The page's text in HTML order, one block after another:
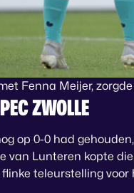
Fenna Meijer,
ZWOLLE
op 0-0 had
van Lunteren kopte
teleurstelling